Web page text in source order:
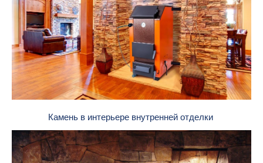
Камень в интерьере внутренней отделки